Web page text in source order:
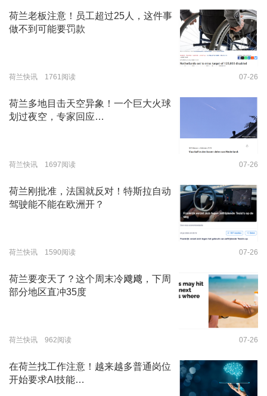
荷兰老板注意！员工超过25人，这件事
做不到可能要罚款
荷兰快讯 1761阅读 07-26
荷兰多地目击天空异象！一个巨大火球
划过夜空，专家回应…
荷兰快讯 1697阅读 07-26
荷兰刚批准，法国就反对！特斯拉自动
驾驶能不能在欧洲开？
荷兰快讯 1590阅读 07-26
荷兰要变天了？这个周末冷飕飕，下周
部分地区直冲35度
荷兰快讯 962阅读 07-26
在荷兰找工作注意！越来越多普通岗位
开始要求AI技能…